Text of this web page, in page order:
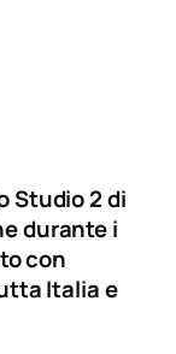
Studio 2 di
durante i
con
Italia e